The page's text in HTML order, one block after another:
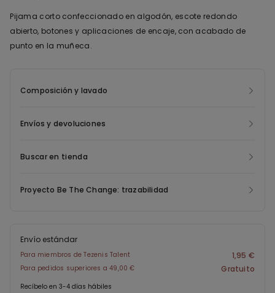
Pijama corto confeccionado en algodón, escote redondo
abierto, botones y aplicaciones de encaje, con acabado de
punto en la muñeca.
Composición y lavado
Envíos y devoluciones
Buscar en tienda
Proyecto Be The Change: trazabilidad
Envío estándar
Para miembros de Tezenis Talent 1,95 €
Para pedidos superiores a 49,00 € Gratuito
Recíbelo en 3-4 días hábiles